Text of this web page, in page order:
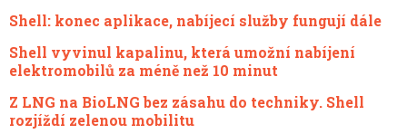
Shell: konec aplikace, nabíjecí služby fungují dále
Shell vyvinul kapalinu, která umožní nabíjení
elektromobilů za méně než 10 minut
Z LNG na BioLNG bez zásahu do techniky. Shell
rozjíždí zelenou mobilitu